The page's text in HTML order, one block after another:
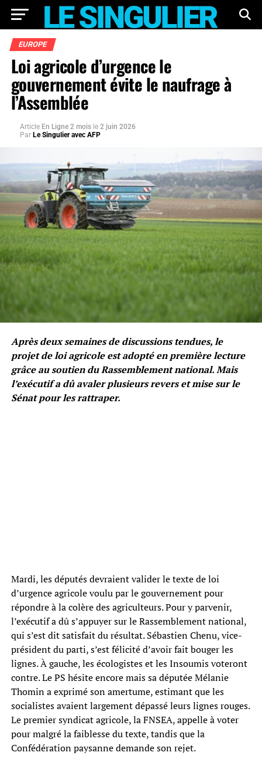
EUROPE
Loi agricole d’urgence le
gouvernement évite le naufrage à
l’Assemblée
Article En Ligne 2 mois le 2 juin 2026
Par Le Singulier avec AFP
Après deux semaines de discussions tendues, le
projet de loi agricole est adopté en première lecture
grâce au soutien du Rassemblement national. Mais
l’exécutif a dû avaler plusieurs revers et mise sur le
Sénat pour les rattraper.
Mardi, les députés devraient valider le texte de loi
d’urgence agricole voulu par le gouvernement pour
répondre à la colère des agriculteurs. Pour y parvenir,
l’exécutif a dû s’appuyer sur le Rassemblement national,
qui s’est dit satisfait du résultat. Sébastien Chenu, vice-
président du parti, s’est félicité d’avoir fait bouger les
lignes. À gauche, les écologistes et les Insoumis voteront
contre. Le PS hésite encore mais sa députée Mélanie
Thomin a exprimé son amertume, estimant que les
socialistes avaient largement dépassé leurs lignes rouges.
Le premier syndicat agricole, la FNSEA, appelle à voter
pour malgré la faiblesse du texte, tandis que la
Confédération paysanne demande son rejet.